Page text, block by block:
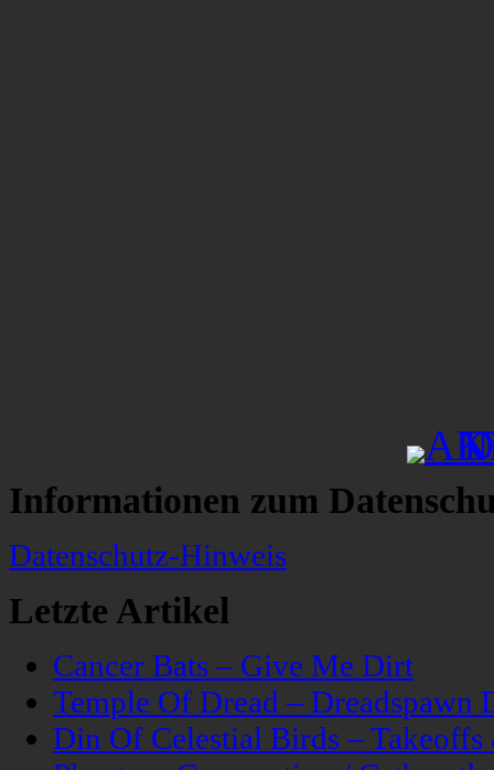
Informationen zum
Datenschutz-Hinweis
Letzte Artikel
Cancer Bats – Give Me Dirt
Temple Of Dread – Dreadspawn
Din Of Celestial Birds –